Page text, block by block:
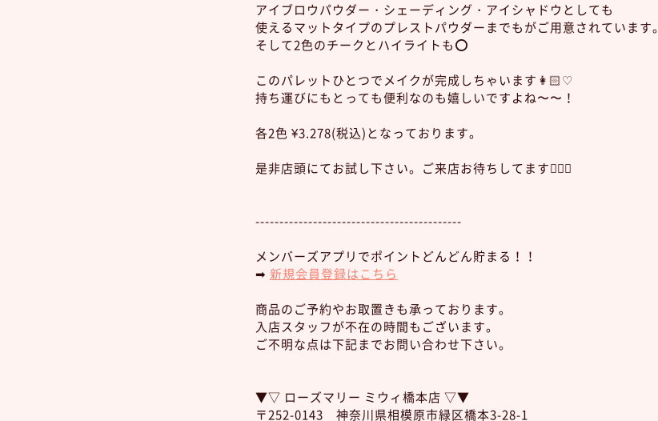
アイブロウパウダー・シェーディング・アイシャドウとしても
使えるマットタイプのプレストパウダーまでもがご用意されています。
そして2色のチークとハイライトも⭕️
このパレットひとつでメイクが完成しちゃいます👩🏻♡
持ち運びにもとっても便利なのも嬉しいですよね〜〜！
各2色 ¥3.278(税込)となっております。
是非店頭にてお試し下さい。ご来店お待ちしてます💁🏻‍♀️
-------------------------------------------
メンバーズアプリでポイントどんどん貯まる！！
➡︎ 新規会員登録はこちら
商品のご予約やお取置きも承っております。
入店スタッフが不在の時間もございます。
ご不明な点は下記までお問い合わせ下さい。
▼▽ ローズマリー ミウィ橋本店 ▽▼
〒252-0143 神奈川県相模原市緑区橋本3-28-1